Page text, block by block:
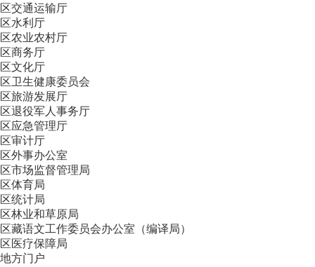
区交通运输厅
区水利厅
区农业农村厅
区商务厅
区文化厅
区卫生健康委员会
区旅游发展厅
区退役军人事务厅
区应急管理厅
区审计厅
区外事办公室
区市场监督管理局
区体育局
区统计局
区林业和草原局
区藏语文工作委员会办公室（编译局）
区医疗保障局
地方门户